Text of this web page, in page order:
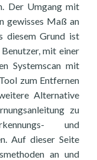
Der Umgang mit
gewisses Maß an
diesem Grund ist
mit einer
Systemscan mit
zum Entfernen
Alternative
zu
und
Auf dieser Seite
an und